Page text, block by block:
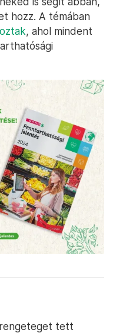
hozz. A témában
, ahol mindent
rengeteget tett